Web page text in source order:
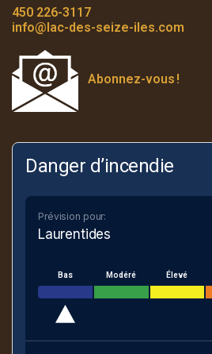
450 226-3117
info@lac-des-seize-iles.com
Abonnez-vous !
Danger d’incendie
Prévision pour:
Laurentides
Bas Modéré Élevé